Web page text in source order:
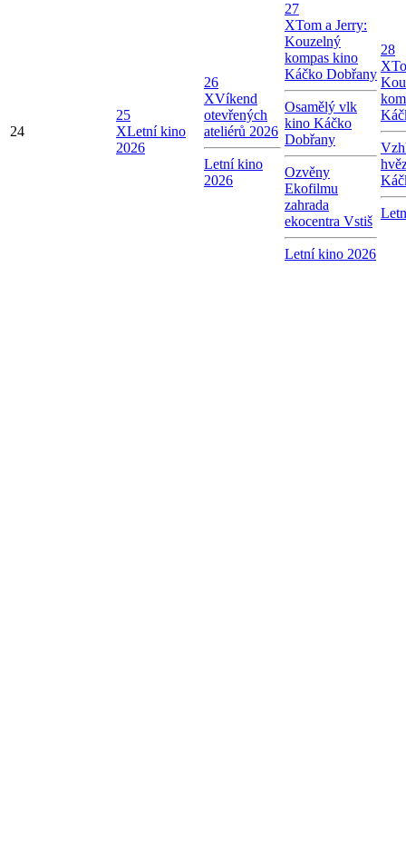
24
25
XLetní kino
2026
26
XVíkend
otevřených
ateliérů 2026
Letní kino
2026
27
XTom a Jerry:
Kouzelný
kompas kino
Káčko Dobřany
Osamělý vlk
kino Káčko
Dobřany
Ozvěny
Ekofilmu
zahrada
ekocentra Vstiš
Letní kino 2026
28
X